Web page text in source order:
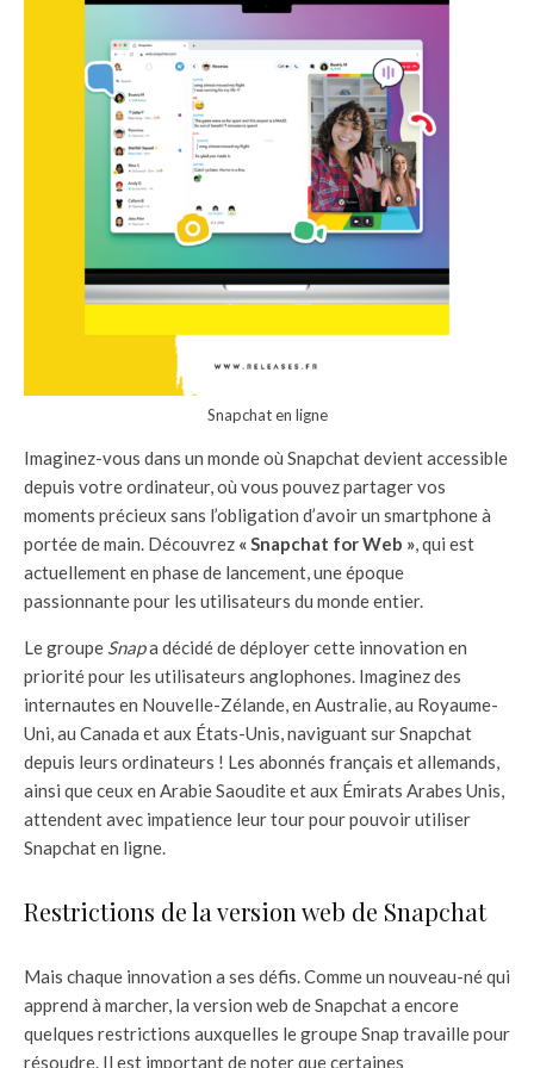
Snapchat en ligne
Imaginez-vous dans un monde où Snapchat devient accessible
depuis votre ordinateur, où vous pouvez partager vos
moments précieux sans l’obligation d’avoir un smartphone à
portée de main. Découvrez « Snapchat for Web », qui est
actuellement en phase de lancement, une époque
passionnante pour les utilisateurs du monde entier.
Le groupe Snapa décidé de déployer cette innovation en
priorité pour les utilisateurs anglophones. Imaginez des
internautes en Nouvelle-Zélande, en Australie, au Royaume-
Uni, au Canada et aux États-Unis, naviguant sur Snapchat
depuis leurs ordinateurs ! Les abonnés français et allemands,
ainsi que ceux en Arabie Saoudite et aux Émirats Arabes Unis,
attendent avec impatience leur tour pour pouvoir utiliser
Snapchat en ligne.
Restrictions de la version web de Snapchat
Mais chaque innovation a ses défis. Comme un nouveau-né qui
apprend à marcher, la version web de Snapchat a encore
quelques restrictions auxquelles le groupe Snap travaille pour
résoudre. Il est important de noter que certaines